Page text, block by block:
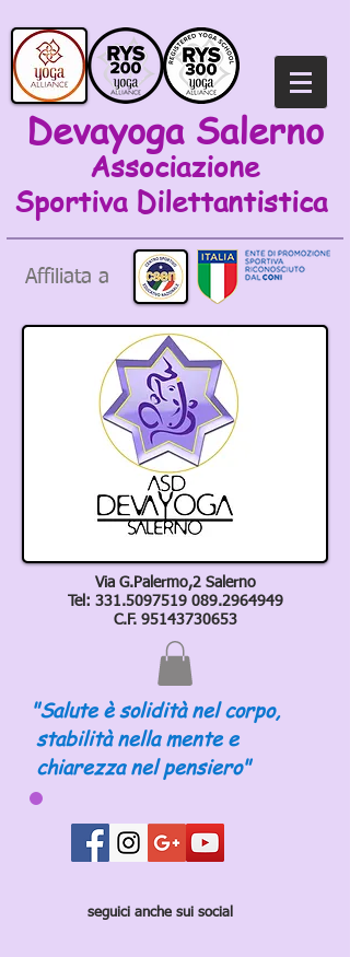
Devayoga Salerno
Associazione
Sportiva Dilettantistica
Affiliata a
Via G.Palermo,2 Salerno
Tel: 331.5097519 089.2964949
C.F. 95143730653
"Salute è solidità nel corpo,
stabilità nella mente e
chiarezza nel pensiero"
seguici anche sui social